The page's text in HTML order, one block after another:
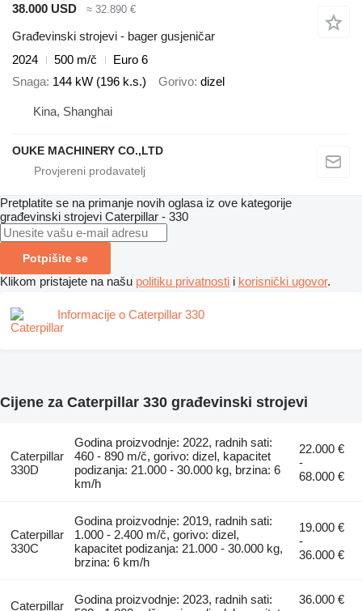
38.000 USD
≈ 32.890 €
Građevinski strojevi - bager gusjeničar
2024
500 m/č
Euro 6
Snaga 144 kW (196 k.s.) Gorivo dizel
Kina, Shanghai
OUKE MACHINERY CO.,LTD
Pretplatite se na primanje novih oglasa iz ove kategorije
građevinski strojevi Caterpillar - 330
Potpišite se
Klikom pristajete na našu politiku privatnosti i korisnički ugovor.
Informacije o Caterpillar 330
Cijene za Caterpillar 330 građevinski strojevi
Caterpillar
330D
Godina proizvodnje: 2022, radnih sati:
460 - 890 m/č, gorivo: dizel, kapacitet
podizanja: 21.000 - 30.000 kg, brzina: 6
km/h
22.000 €
-
68.000 €
Caterpillar
330C
Godina proizvodnje: 2019, radnih sati:
1.000 - 2.400 m/č, gorivo: dizel,
kapacitet podizanja: 21.000 - 30.000 kg,
brzina: 6 km/h
19.000 €
-
36.000 €
Caterpillar
Godina proizvodnje: 2023, radnih sati:
36.000 €